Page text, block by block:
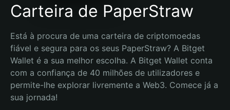
Carteira de PaperStraw
Está à procura de uma carteira de criptomoedas
fiável e segura para os seus PaperStraw? A Bitget
Wallet é a sua melhor escolha. A Bitget Wallet conta
com a confiança de 40 milhões de utilizadores e
permite-lhe explorar livremente a Web3. Comece já a
sua jornada!